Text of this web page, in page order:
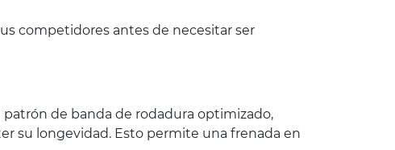
competidores antes de necesitar ser
de banda de rodadura optimizado,
su longevidad. Esto permite una frenada en